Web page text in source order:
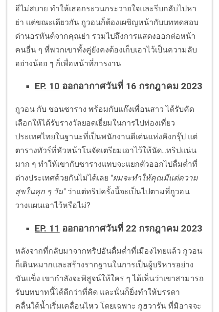
ฮีไม่สบาย ทำให้เธอกระวนกระวายใจและรีบกลับไปหา
ย่า แต่ขณะเดียวกัน กูวอนก็ต้องเผชิญหน้ากับบททดสอบ
ด่านอรหันต์จากคุณย่า รวมไปถึงการแสดงออกต่อหน้า
คนอื่น ๆ ที่พวกเขาทั้งคู่ยังคงต้องเก็บเอาไว้เป็นความลับ
อย่างน้อย ๆ ก็เพื่อหน้าที่การงาน
EP. 10 ออกอากาศวันที่ 16 กรกฎาคม 2023
กูวอน กับ ชอนซาราง พร้อมกับแก๊งเพื่อนสาว ได้รับคัด
เลือกให้ได้รับรางวัลยอดเยี่ยมในการไปท่องเที่ยว
ประเทศไทยในฐานะที่เป็นพนักงานดีเด่นแห่งคิงกรุ๊ป แต่
ตารางทัวร์ที่หัวหน้าโนจัดเตรียมเอาไว้ให้นัด...ทริปแน่น
มาก ๆ ทำให้เขากับซารางแทบจะแยกตัวออกไปดื่มด่ำที่
ต่างประเทศด้วยกันไม่ได้เลย "ผมจะทำให้คุณมีแต่ความ
สุขในทุก ๆ วัน"ว่าแต่ทริปครั้งนี้จะเป็นไปตามที่กูวอน
วางแผนเอาไว้หรือไม่?
EP. 11 ออกอากาศวันที่ 22 กรกฎาคม 2023
หลังจากที่กลับมาจากทริปอันดื่มด่ำที่เมืองไทยแล้ว กูวอน
ก็เดินหมากและสร้างรากฐานในการเป็นผู้บริหารอย่าง
ขันแข็ง เขากำลังจะพิสูจน์ให้ใคร ๆ ได้เห็นว่าเขาสามารถ
รับบทบาทนี้ได้ดีกว่าที่คิด และนั่นก็ยิ่งทำให้บรรดา
คลื่นใต้น้ำเริ่มเคลื่อนไหว โดยเฉพาะ กูฮวารัน ที่มิอาจจะ